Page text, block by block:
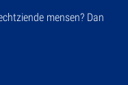
mensen? Dan